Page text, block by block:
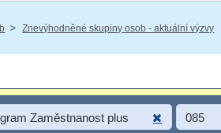
/ Znevýhodněné skupiny osob - aktuální výzvy
Zaměstnanost plus 085